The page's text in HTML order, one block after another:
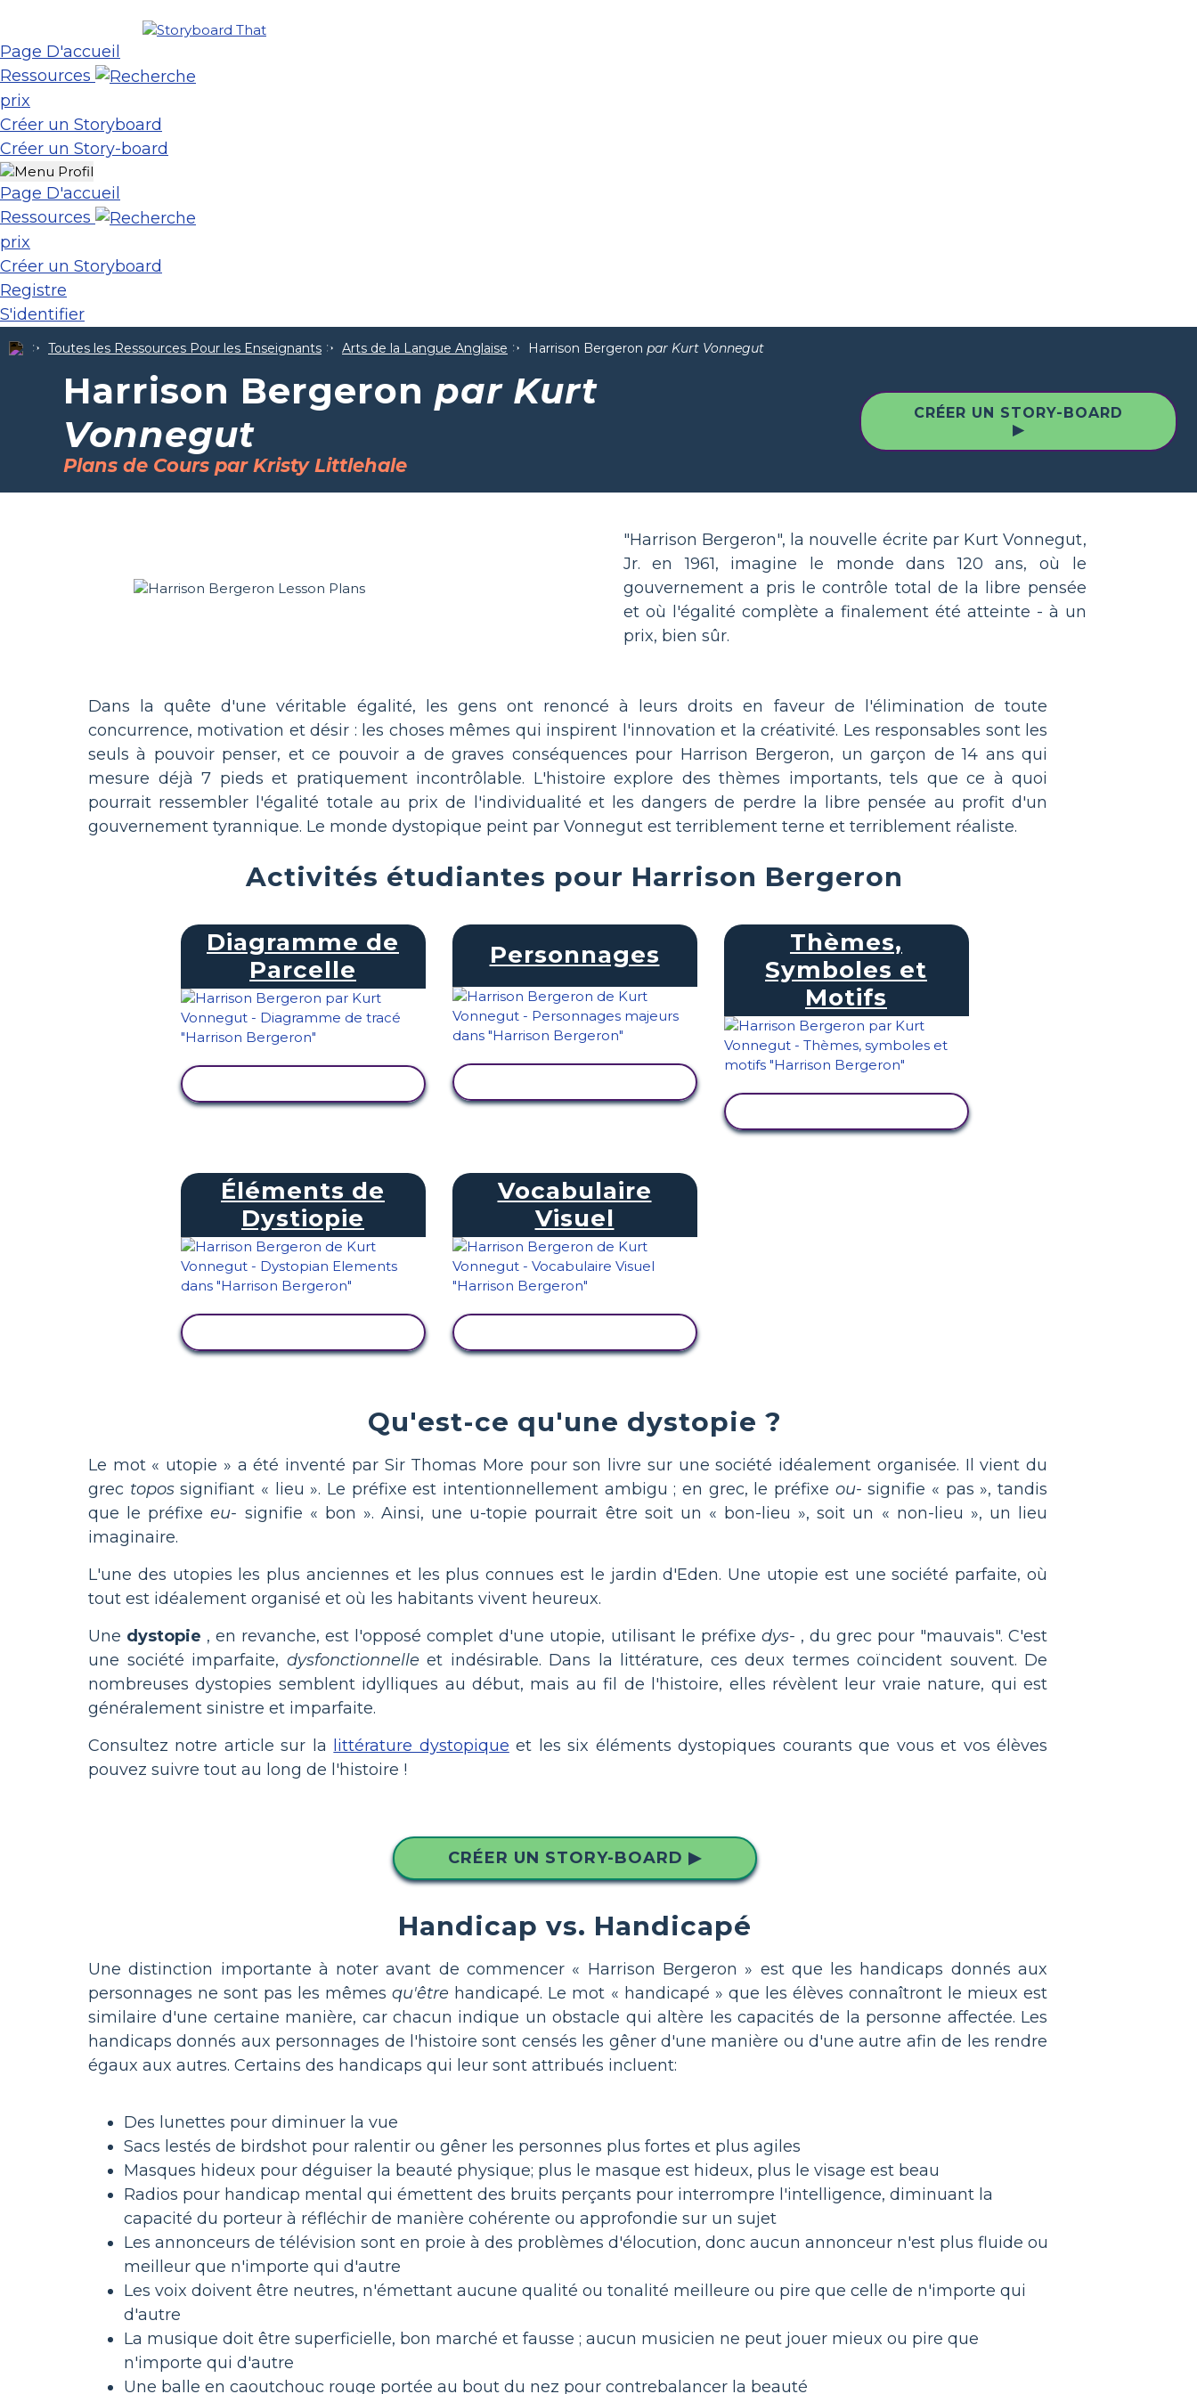
Page D'accueil
Ressources
prix
Créer un Storyboard
Créer un Story-board
Page D'accueil
Ressources
prix
Créer un Storyboard
Registre
S'identifier
Toutes les Ressources Pour les Enseignants Arts de la Langue Anglaise Harrison Bergeron par Kurt Vonnegut
Harrison Bergeron par Kurt
Vonnegut
Plans de Cours par Kristy Littlehale
CRÉER UN STORY-BOARD
▶
"Harrison Bergeron", la nouvelle écrite par Kurt Vonnegut,
Jr. en 1961, imagine le monde dans 120 ans, où le
gouvernement a pris le contrôle total de la libre pensée
et où l'égalité complète a finalement été atteinte - à un
prix, bien sûr.
Dans la quête d'une véritable égalité, les gens ont renoncé à leurs droits en faveur de l'élimination de toute
concurrence, motivation et désir : les choses mêmes qui inspirent l'innovation et la créativité. Les responsables sont les
seuls à pouvoir penser, et ce pouvoir a de graves conséquences pour Harrison Bergeron, un garçon de 14 ans qui
mesure déjà 7 pieds et pratiquement incontrôlable. L'histoire explore des thèmes importants, tels que ce à quoi
pourrait ressembler l'égalité totale au prix de l'individualité et les dangers de perdre la libre pensée au profit d'un
gouvernement tyrannique. Le monde dystopique peint par Vonnegut est terriblement terne et terriblement réaliste.
Activités étudiantes pour Harrison Bergeron
Diagramme de
Parcelle
Personnages
Thèmes,
Symboles et
Motifs
Éléments de
Dystiopie
Vocabulaire
Visuel
Qu'est-ce qu'une dystopie ?
Le mot « utopie » a été inventé par Sir Thomas More pour son livre sur une société idéalement organisée. Il vient du
grec topossignifiant « lieu ». Le préfixe est intentionnellement ambigu ; en grec, le préfixe ou- signifie « pas », tandis
que le préfixeeu- signifie « bon ». Ainsi, une u-topie pourrait être soit un « bon-lieu », soit un « non-lieu », un lieu
imaginaire.
L'une des utopies les plus anciennes et les plus connues est le jardin d'Eden. Une utopie est une société parfaite, où
tout est idéalement organisé et où les habitants vivent heureux.
Une dystopie , en revanche, est l'opposé complet d'une utopie, utilisant le préfixe dys- , du grec pour "mauvais". C'est
une société imparfaite, dysfonctionnelle et indésirable. Dans la littérature, ces deux termes coïncident souvent. De
nombreuses dystopies semblent idylliques au début, mais au fil de l'histoire, elles révèlent leur vraie nature, qui est
généralement sinistre et imparfaite.
Consultez notre article sur la
littérature dystopique et les six éléments dystopiques courants que vous et vos élèves
pouvez suivre tout au long de l'histoire !
CRÉER UN STORY-BOARD ▶
Handicap vs. Handicapé
Une distinction importante à noter avant de commencer « Harrison Bergeron » est que les handicaps donnés aux
personnages ne sont pas les mêmesqu'être handicapé. Le mot « handicapé » que les élèves connaîtront le mieux est
similaire d'une certaine manière, car chacun indique un obstacle qui altère les capacités de la personne affectée. Les
handicaps donnés aux personnages de l'histoire sont censés les gêner d'une manière ou d'une autre afin de les rendre
égaux aux autres. Certains des handicaps qui leur sont attribués incluent:
Des lunettes pour diminuer la vue
Sacs lestés de birdshot pour ralentir ou gêner les personnes plus fortes et plus agiles
Masques hideux pour déguiser la beauté physique; plus le masque est hideux, plus le visage est beau
Radios pour handicap mental qui émettent des bruits perçants pour interrompre l'intelligence, diminuant la
capacité du porteur à réfléchir de manière cohérente ou approfondie sur un sujet
Les annonceurs de télévision sont en proie à des problèmes d'élocution, donc aucun annonceur n'est plus fluide ou
meilleur que n'importe qui d'autre
Les voix doivent être neutres, n'émettant aucune qualité ou tonalité meilleure ou pire que celle de n'importe qui
d'autre
La musique doit être superficielle, bon marché et fausse ; aucun musicien ne peut jouer mieux ou pire que
n'importe qui d'autre
Une balle en caoutchouc rouge portée au bout du nez pour contrebalancer la beauté